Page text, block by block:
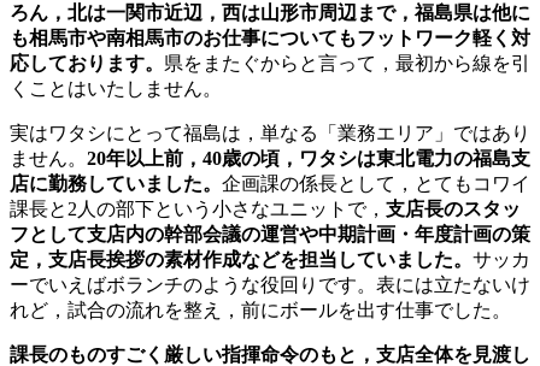
ろん，北は一関市近辺，西は山形市周辺まで，福島県は他に
も相馬市や南相馬市のお仕事についてもフットワーク軽く対
応しております。 県をまたぐからと言って，最初から線を引
くことはいたしません。
実はワタシにとって福島は，単なる「業務エリア」ではあり
ません。 20年以上前，40歳の頃，ワタシは東北電力の福島支
店に勤務していました。 企画課の係長として，とてもコワイ
課長と2人の部下という小さなユニットで， 支店長のスタッ
フとして支店内の幹部会議の運営や中期計画・年度計画の策
定，支店長挨拶の素材作成などを担当していました。 サッカ
ーでいえばボランチのような役回りです。表には立たないけ
れど，試合の流れを整え，前にボールを出す仕事でした。
課長のものすごく厳しい指揮命令のもと，支店全体を見渡し